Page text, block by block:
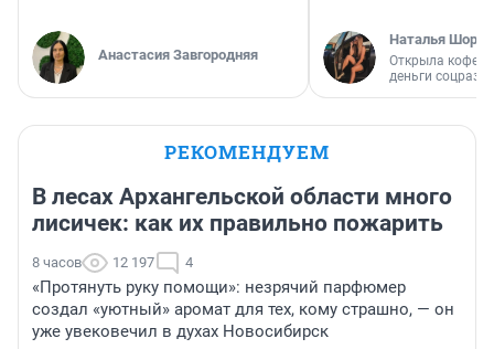
Анастасия Завгородняя
Наталья
Открыла
деньги
РЕКОМЕНДУЕМ
В лесах Архангельской области много
лисичек: как их правильно пожарить
8 часов 12 197 4
«Протянуть руку помощи»: незрячий парфюмер
создал «уютный» аромат для тех, кому страшно, — он
уже увековечил в духах Новосибирск